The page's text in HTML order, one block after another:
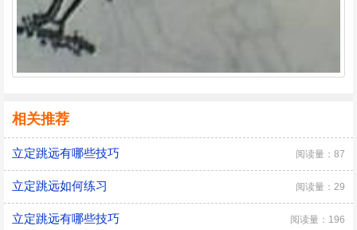
相关推荐
立定跳远有哪些技巧 阅读量：87
立定跳远如何练习 阅读量：29
立定跳远有哪些技巧 阅读量：196